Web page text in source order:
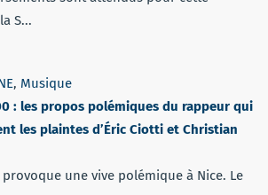
S...
, Musique
: les propos polémiques du rappeur qui
les plaintes d’Éric Ciotti et Christian
une vive polémique à Nice. Le